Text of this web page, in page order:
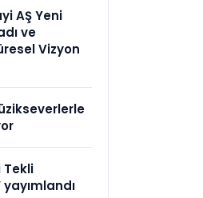
AŞ Yeni
ve
Vizyon
Tekli